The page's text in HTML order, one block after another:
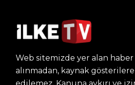
Web sitemizde yer alan
alınmadan, kaynak
edilemez. Kanuna aykırı ve